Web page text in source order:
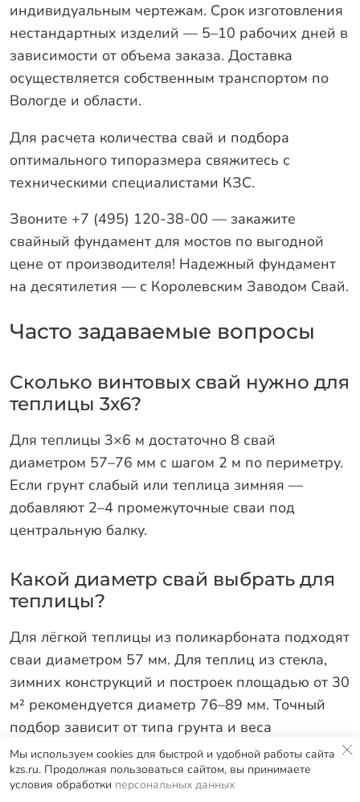
индивидуальным чертежам. Срок изготовления
нестандартных изделий — 5–10 рабочих дней в
зависимости от объема заказа. Доставка
осуществляется собственным транспортом по
Вологде и области.
Для расчета количества свай и подбора
оптимального типоразмера свяжитесь с
техническими специалистами КЗС.
Звоните +7 (495) 120-38-00 — закажите
свайный фундамент для мостов по выгодной
цене от производителя! Надежный фундамент
на десятилетия — с Королевским Заводом Свай.
Часто задаваемые вопросы
Сколько винтовых свай нужно для
теплицы 3х6?
Для теплицы 3×6 м достаточно 8 свай
диаметром 57–76 мм с шагом 2 м по периметру.
Если грунт слабый или теплица зимняя —
добавляют 2–4 промежуточные сваи под
центральную балку.
Какой диаметр свай выбрать для
теплицы?
Для лёгкой теплицы из поликарбоната подходят
сваи диаметром 57 мм. Для теплиц из стекла,
зимних конструкций и построек площадью от 30
м² рекомендуется диаметр 76–89 мм. Точный
подбор зависит от типа грунта и веса
конструкции.
Мы используем cookies для быстрой и удобной работы сайта
kzs.ru. Продолжая пользоваться сайтом, вы принимаете
условия обработки персональных данных